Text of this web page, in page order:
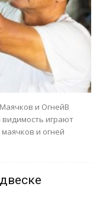
и ОгнейВ
видимость играют
и огней